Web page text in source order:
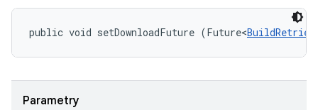
public void setDownloadFuture (Future<
Parametry